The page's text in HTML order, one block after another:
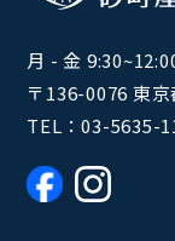
月 - 金
〒136-0076 東
TEL：03-5635-